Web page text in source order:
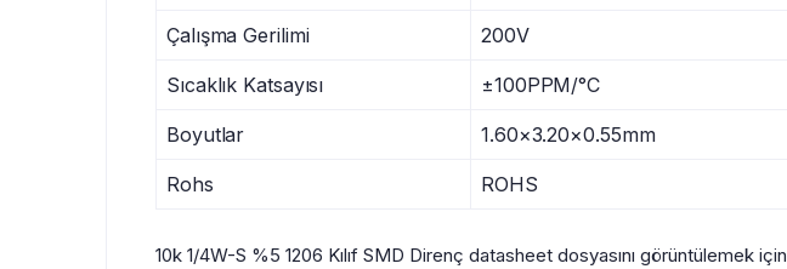
Çalışma Gerilimi 200V
Sıcaklık Katsayısı ±100PPM/°C
Boyutlar 1.60×3.20×0.55mm
Rohs ROHS
10k 1/4W-S %5 1206 Kılıf SMD Direnç datasheet dosyasını görüntülemek için